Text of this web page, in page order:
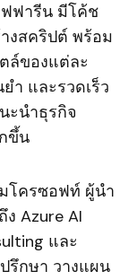
ฟารีน มีโค้ช
งสคริปต์ พร้อม
ล์ของแต่ละ
ำ และรวดเร็ว
ะนำธุรกิจ
ขึ้น
โครซอฟท์ ผู้นำ
Azure AI
และ
รึกษา วางแผน